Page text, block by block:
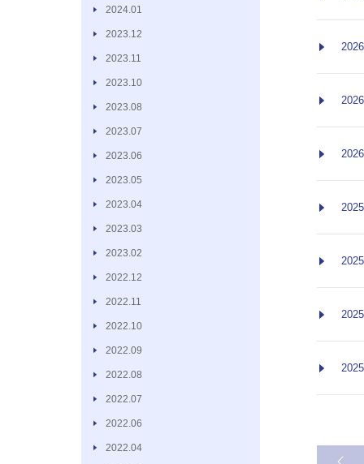
2024.01
2023.12
2023.11
2023.10
2023.08
2023.07
2023.06
2023.05
2023.04
2023.03
2023.02
2022.12
2022.11
2022.10
2022.09
2022.08
2022.07
2022.06
2022.04